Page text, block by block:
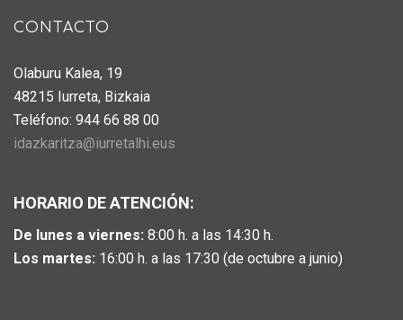
CONTACTO
Olaburu Kalea, 19
48215 Iurreta, Bizkaia
Teléfono: 944 66 88 00
idazkaritza@iurretalhi.eus
HORARIO DE ATENCIÓN:
De lunes a viernes: 8:00 h. a las 14:30 h.
Los martes: 16:00 h. a las 17:30 (de octubre a junio)